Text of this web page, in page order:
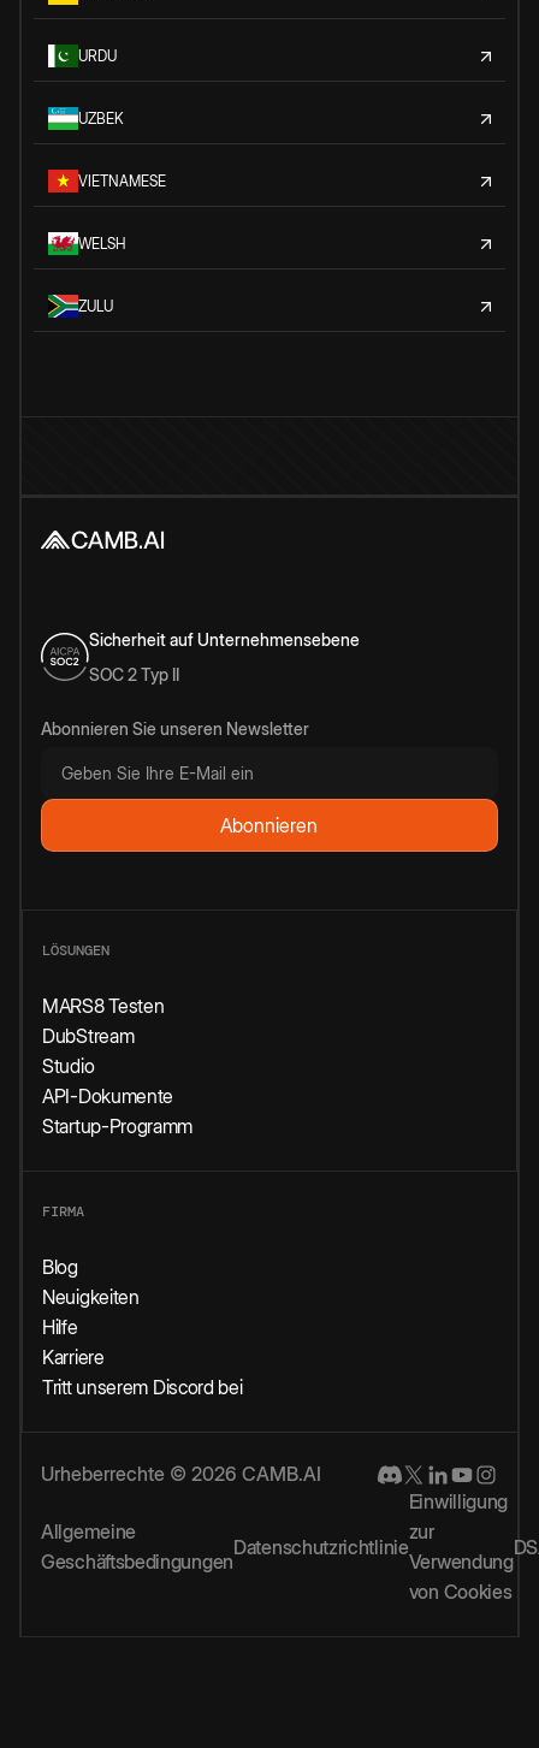
URDU
UZBEK
VIETNAMESE
WELSH
ZULU
Sicherheit auf Unternehmensebene
SOC 2 Typ II
Abonnieren Sie unseren Newsletter
LÖSUNGEN
MARS8 Testen
DubStream
Studio
API-Dokumente
Startup-Programm
FIRMA
Blog
Neuigkeiten
Hilfe
Karriere
Tritt unserem Discord bei
Urheberrechte © 2026 CAMB.AI
Allgemeine
Geschäftsbedingungen
Datenschutzrichtlinie
Einwilligung
zur
Verwendung
von Cookies